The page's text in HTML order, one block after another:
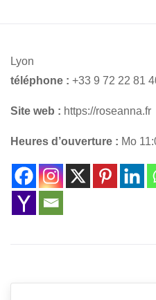
Lyon
téléphone : +33 9 72 22 81
Site web : https://roseanna.fr
Heures d’ouverture : Mo